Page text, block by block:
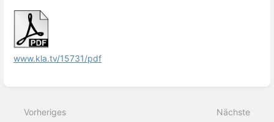
www.kla.tv/15731/pdf
Vorheriges
Nächste